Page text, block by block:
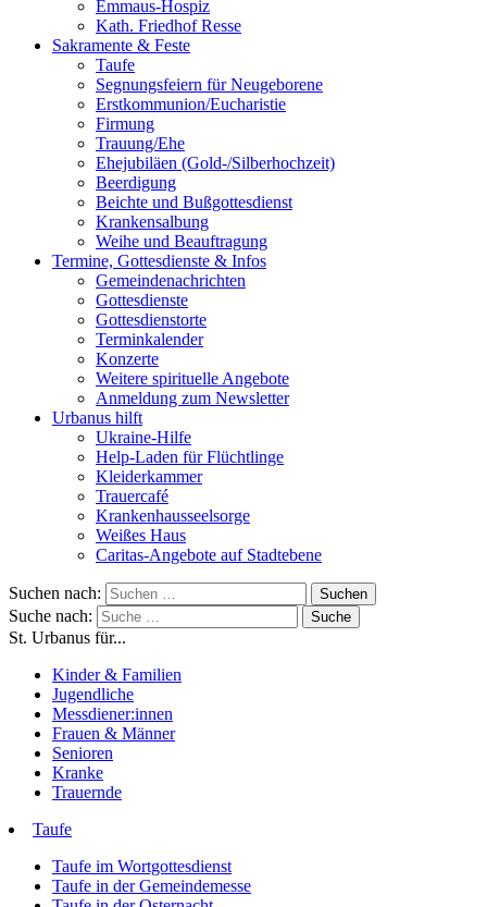
Emmaus-Hospiz
Kath. Friedhof Resse
Sakramente & Feste
Taufe
Segnungsfeiern für Neugeborene
Erstkommunion/Eucharistie
Firmung
Trauung/Ehe
Ehejubiläen (Gold-/Silberhochzeit)
Beerdigung
Beichte und Bußgottesdienst
Krankensalbung
Weihe und Beauftragung
Termine, Gottesdienste & Infos
Gemeindenachrichten
Gottesdienste
Gottesdienstorte
Terminkalender
Konzerte
Weitere spirituelle Angebote
Anmeldung zum Newsletter
Urbanus hilft
Ukraine-Hilfe
Help-Laden für Flüchtlinge
Kleiderkammer
Trauercafé
Krankenhausseelsorge
Weißes Haus
Caritas-Angebote auf Stadtebene
Suchen nach:
Suche nach:
St. Urbanus für...
Kinder & Familien
Jugendliche
Messdiener:innen
Frauen & Männer
Senioren
Kranke
Trauernde
Taufe
Taufe im Wortgottesdienst
Taufe in der Gemeindemesse